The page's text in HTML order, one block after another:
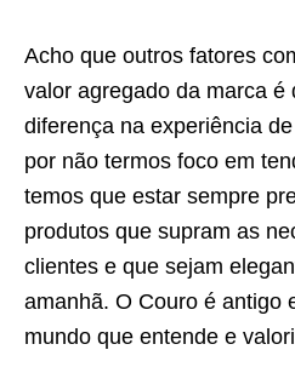
Acho que outros fatores
valor agregado da marca é
diferença na experiência
por não termos foco em
temos que estar sempre
produtos que supram as
clientes e que sejam
amanhã. O Couro é antigo
mundo que entende e